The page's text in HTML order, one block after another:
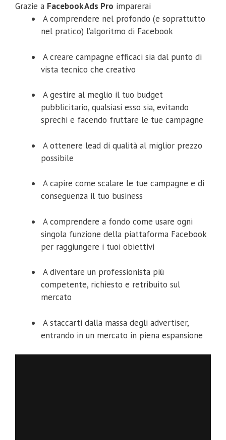
Grazie a Facebook Ads Pro imparerai
A comprendere nel profondo (e soprattutto
nel pratico) l’algoritmo di Facebook
A creare campagne efficaci sia dal punto di
vista tecnico che creativo
A gestire al meglio il tuo budget
pubblicitario, qualsiasi esso sia, evitando
sprechi e facendo fruttare le tue campagne
A ottenere lead di qualità al miglior prezzo
possibile
A capire come scalare le tue campagne e di
conseguenza il tuo business
A comprendere a fondo come usare ogni
singola funzione della piattaforma Facebook
per raggiungere i tuoi obiettivi
A diventare un professionista più
competente, richiesto e retribuito sul
mercato
A staccarti dalla massa degli advertiser,
entrando in un mercato in piena espansione